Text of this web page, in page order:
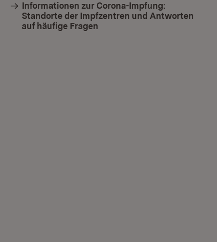
Informationen zur Corona-Impfung:
Standorte der Impfzentren und Antworten
auf häufige Fragen